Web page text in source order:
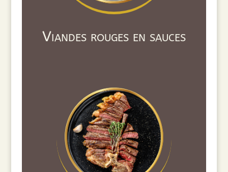
Viandes rouges en sauces